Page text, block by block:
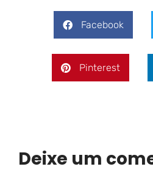
Facebook
Pinterest
Deixe um